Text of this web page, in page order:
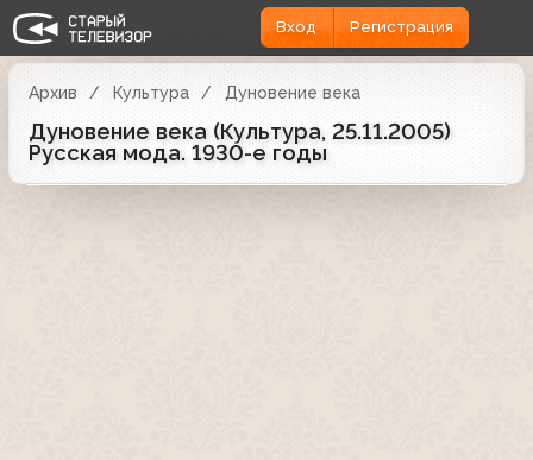
Вход Регистрация
Архив Культура Дуновение века
Дуновение века (Культура, 25.11.2005)
Русская мода. 1930-е годы